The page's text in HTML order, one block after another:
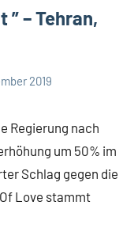
– Tehran,
2019
Regierung nach
um 50% im
Schlag gegen die
Love stammt